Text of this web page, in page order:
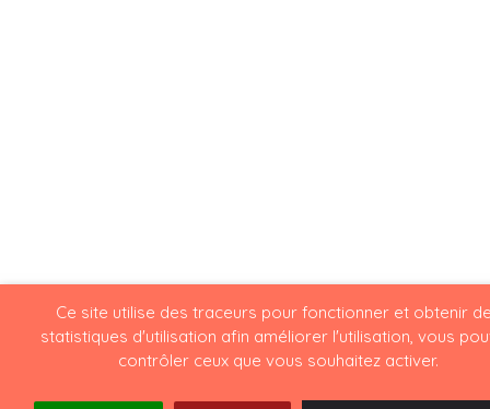
Ce site utilise des traceurs pour fonctionner et obtenir
statistiques d'utilisation afin améliorer l'utilisation, vous
contrôler ceux que vous souhaitez activer.